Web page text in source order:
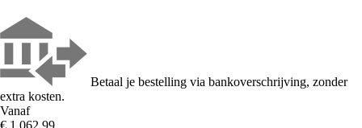
Betaal je bestelling via bankoverschrijving, zonder
extra kosten.
Vanaf